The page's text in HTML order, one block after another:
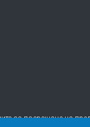
за посрещане на